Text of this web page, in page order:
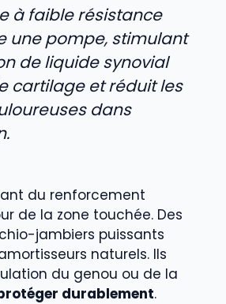
à faible résistance
une pompe, stimulant
de liquide synovial
cartilage et réduit les
dans
du renforcement
de la zone touchée. Des
jambiers puissants
naturels. Ils
du genou ou de la
durablement.